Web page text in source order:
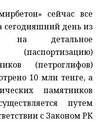
сейчас все
сегодняшний день из
на детальное
(петроглифов)
10 млн тенге, а
памятников
путем
с Законом РК